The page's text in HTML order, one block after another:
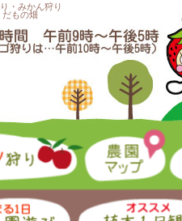
・みかん狩り
もの畑